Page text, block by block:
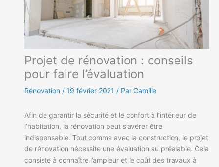
Projet de rénovation : conseils
pour faire l’évaluation
Rénovation / 19 février 2021 / Par Camille
Afin de garantir la sécurité et le confort à l’intérieur de
l’habitation, la rénovation peut s’avérer être
indispensable. Tout comme avec la construction, le projet
de rénovation nécessite une évaluation au préalable. Cela
consiste à connaître l’ampleur et le coût des travaux à